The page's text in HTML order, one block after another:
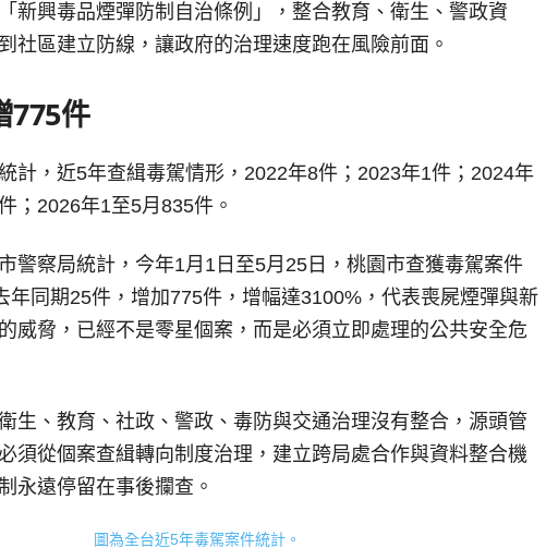
新興毒品煙彈防制自治條例」，整合教育、衛生、警政資
社區建立防線，讓政府的治理速度跑在風險前面。
775件
計，近5年查緝毒駕情形，2022年8件；2023年1件；2024年
；2026年1至5月835件。
警察局統計，今年1月1日至5月25日，桃園市查獲毒駕案件
年同期25件，增加775件，增幅達3100%，代表喪屍煙彈與新
威脅，已經不是零星個案，而是必須立即處理的公共安全危
生、教育、社政、警政、毒防與交通治理沒有整合，源頭管
須從個案查緝轉向制度治理，建立跨局處合作與資料整合機
永遠停留在事後攔查。